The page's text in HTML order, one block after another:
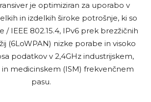
je optimiziran za uporabo v
in izdelkih široke potrošnje, ki so
/ IEEE 802.15.4, IPv6 prek brezžičnih
(6LoWPAN) nizke porabe in visoko
podatkov v 2,4GHz industrijskem,
medicinskem (ISM) frekvenčnem
pasu.